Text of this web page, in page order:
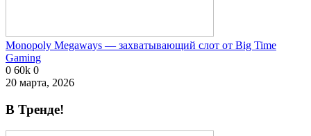
Monopoly Megaways — захватывающий слот от Big Time
Gaming
0 60k 0
20 марта, 2026
В Тренде!